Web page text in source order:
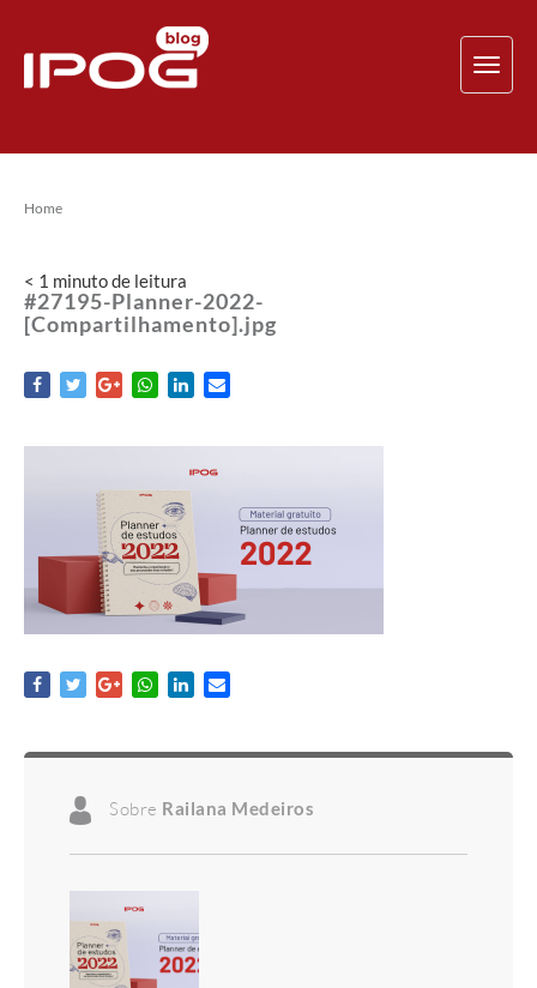
Home
< 1 minutode leitura
#27195-Planner-2022-
[Compartilhamento].jpg
Sobre Railana Medeiros